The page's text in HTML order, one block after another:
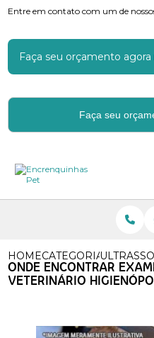
Entre em contato com um de
Faça seu orçamento
Faça seu
HOMECATEGORIAS
ONDE ENCONTRAR
VETERINÁRIO